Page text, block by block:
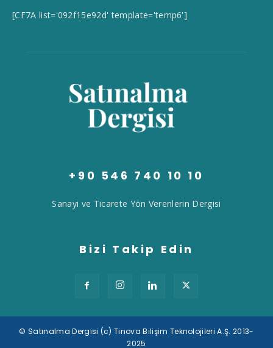
[CF7A list='092f15e92d' template='temp6']
+90 546 740 10 10
Sanayi ve Ticarete Yön Verenlerin Dergisi
Bizi Takip Edin
© Satınalma Dergisi (c) Tinova Bilişim Teknolojileri A.Ş. 2013-
2025